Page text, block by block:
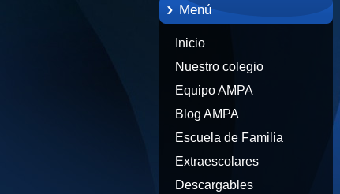
Menú
Inicio
Nuestro colegio
Equipo AMPA
Blog AMPA
Escuela de Familia
Extraescolares
Descargables